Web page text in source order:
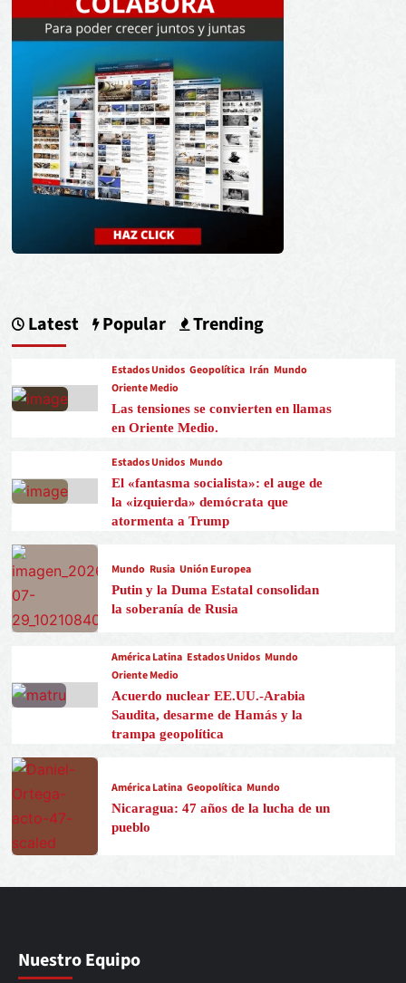
Latest Popular Trending
Estados Unidos Geopolítica Irán Mundo
Oriente Medio
Las tensiones se convierten en llamas
en Oriente Medio.
Estados Unidos Mundo
El «fantasma socialista»: el auge de
la «izquierda» demócrata que
atormenta a Trump
Mundo Rusia Unión Europea
Putin y la Duma Estatal consolidan
la soberanía de Rusia
América Latina Estados Unidos Mundo
Oriente Medio
Acuerdo nuclear EE.UU.-Arabia
Saudita, desarme de Hamás y la
trampa geopolítica
América Latina Geopolítica Mundo
Nicaragua: 47 años de la lucha de un
pueblo
Nuestro Equipo